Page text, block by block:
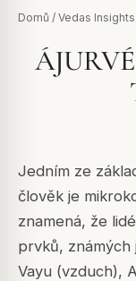
Domů / Vedas Insights
Jedním ze
člověk je
znamená, že
prvků,
Vayu (vzduch),